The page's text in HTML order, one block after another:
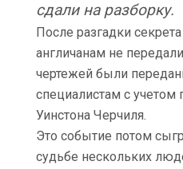
сдали на разборку.
После разгадки
англичанам не
чертежей были
специалистам с учетом
Уинстона Черчиля.
Это событие потом
судьбе нескольких